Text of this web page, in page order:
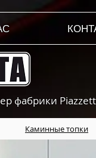
фабрики
Каминные топки